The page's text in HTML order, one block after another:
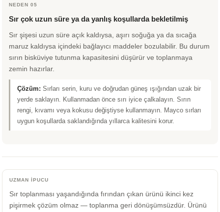
NEDEN 05
Sır çok uzun süre ya da yanlış koşullarda bekletilmiş
Sır şişesi uzun süre açık kaldıysa, aşırı soğuğa ya da sıcağa
maruz kaldıysa içindeki bağlayıcı maddeler bozulabilir. Bu durum
sırın bisküviye tutunma kapasitesini düşürür ve toplanmaya
zemin hazırlar.
Çözüm: Sırları serin, kuru ve doğrudan güneş ışığından uzak bir
yerde saklayın. Kullanmadan önce sırı iyice çalkalayın. Sırın
rengi, kıvamı veya kokusu değiştiyse kullanmayın. Mayco sırları
uygun koşullarda saklandığında yıllarca kalitesini korur.
UZMAN İPUCU
Sır toplanması yaşandığında fırından çıkan ürünü ikinci kez
pişirmek çözüm olmaz — toplanma geri dönüşümsüzdür. Ürünü